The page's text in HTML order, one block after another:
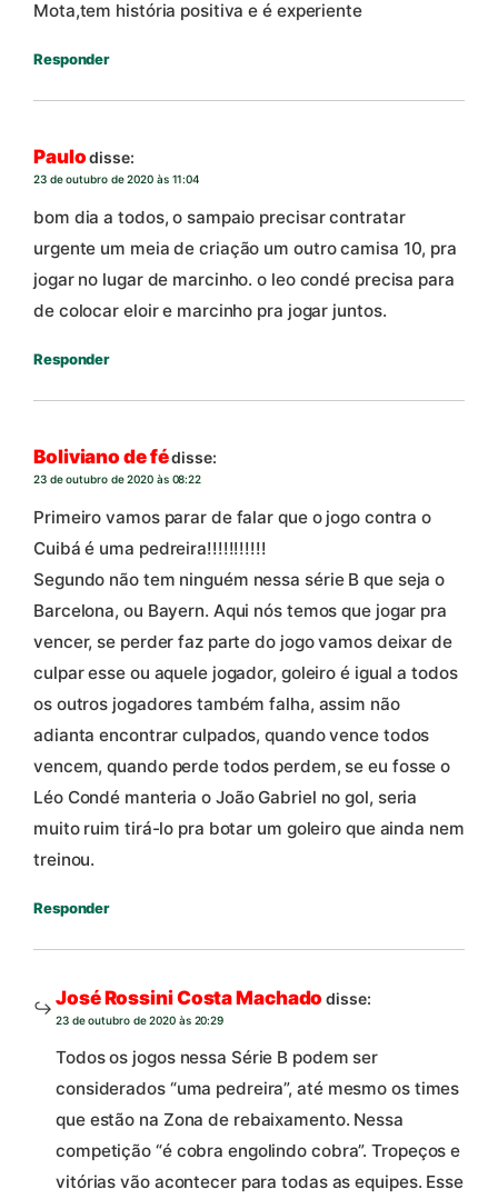
Mota,tem história positiva e é experiente
Responder
Paulo disse:
23 de outubro de 2020 às 11:04
bom dia a todos, o sampaio precisar contratar
urgente um meia de criação um outro camisa 10, pra
jogar no lugar de marcinho. o leo condé precisa para
de colocar eloir e marcinho pra jogar juntos.
Responder
Boliviano de fédisse:
23 de outubro de 2020 às 08:22
Primeiro vamos parar de falar que o jogo contra o
Cuibá é uma pedreira!!!!!!!!!!!
Segundo não tem ninguém nessa série B que seja o
Barcelona, ou Bayern. Aqui nós temos que jogar pra
vencer, se perder faz parte do jogo vamos deixar de
culpar esse ou aquele jogador, goleiro é igual a todos
os outros jogadores também falha, assim não
adianta encontrar culpados, quando vence todos
vencem, quando perde todos perdem, se eu fosse o
Léo Condé manteria o João Gabriel no gol, seria
muito ruim tirá-lo pra botar um goleiro que ainda nem
treinou.
Responder
José Rossini Costa Machado disse:
23 de outubro de 2020 às 20:29
Todos os jogos nessa Série B podem ser
considerados “uma pedreira”, até mesmo os times
que estão na Zona de rebaixamento. Nessa
competição “é cobra engolindo cobra”. Tropeços e
vitórias vão acontecer para todas as equipes. Esse